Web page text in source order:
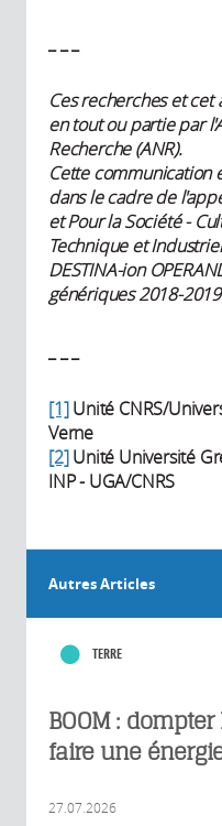
Ces recherches et
en tout ou partie par
Recherche (ANR).
Cette communication
dans le cadre de
et Pour la Société -
Technique et
DESTINA-ion
génériques 2018-
[1]Unité CNRS/
Verne
[2]Unité Université
INP - UGA/CNRS
Autres Articles
TERRE
BOOM :
faire une
27.07.2026